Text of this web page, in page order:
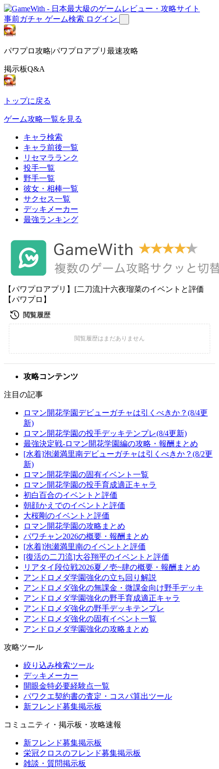
事前ガチャ ゲーム検索 ログイン
パワプロ攻略|パワプロアプリ最速攻略
掲示板Q&A
トップに戻る
ゲーム攻略一覧を見る
キャラ検索
キャラ前後一覧
リセマラランク
投手一覧
野手一覧
彼女・相棒一覧
サクセス一覧
デッキメーカー
最強ランキング
【パワプロアプリ】[二刀流]十六夜瑠菜のイベントと評価
【パワプロ】
攻略コンテンツ
注目の記事
ロマン開花学園デビューガチャは引くべきか？(8/4更
新)
ロマン開花学園の投手デッキテンプレ(8/4更新)
最強決定戦-ロマン開花学園編の攻略・報酬まとめ
[水着]泡瀬満里南デビューガチャは引くべきか？(8/2更
新)
ロマン開花学園の固有イベント一覧
ロマン開花学園の投手育成適正キャラ
初白百合のイベントと評価
朝顔かえでのイベントと評価
大桜剛のイベントと評価
ロマン開花学園の攻略まとめ
パワチャン2026の概要・報酬まとめ
[水着]泡瀬満里南のイベントと評価
[復活の二刀流]大谷翔平のイベントと評価
リアタイ段位戦2026夏ノ壱~肆の概要・報酬まとめ
アンドロメダ学園強化の立ち回り解説
アンドロメダ強化の無課金・微課金向け野手デッキ
アンドロメダ学園強化の野手育成適正キャラ
アンドロメダ強化の野手デッキテンプレ
アンドロメダ強化の固有イベント一覧
アンドロメダ学園強化の攻略まとめ
攻略ツール
絞り込み検索ツール
デッキメーカー
開眼金特必要経験点一覧
パワクエ契約書の査定・コスパ算出ツール
新フレンド募集掲示板
コミュニティ・掲示板・攻略速報
新フレンド募集掲示板
栄冠クロスのフレンド募集掲示板
雑談・質問掲示板